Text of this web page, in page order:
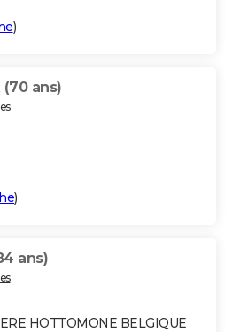
)
(70 ans)
)
ans)
HOTTOMONE BELGIQUE